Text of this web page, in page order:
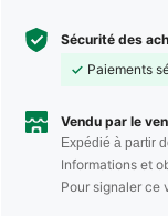
Sécurité des
Paiements
Vendu par le
Expédié à partir
Informations et
Pour signaler ce